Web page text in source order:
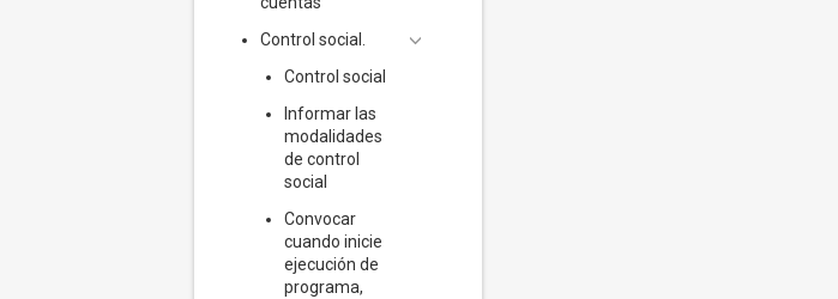
Control social.
Control social
Informar las
modalidades
de control
social
Convocar
cuando inicie
ejecución de
programa,